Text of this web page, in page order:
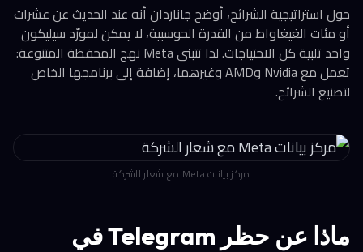
حول استراتيجية الشرائح، أوضح جاناردان أنه عند الحديث عن عشرات
أو مئات الغيغاواط من القدرة الحوسبية، لا يمكن لمورّد سيليكون
واحد تلبية كل الاحتياجات. لذا تتبنى Meta نهج المحفظة المتنوعة:
تعمل مع Nvidia وAMD وغيرهما، إضافة إلى برنامجها الخاص
لتصنيع الشرائح.
مركز بيانات Meta مع شعار الشركة
ماذا عن حظر Telegram في